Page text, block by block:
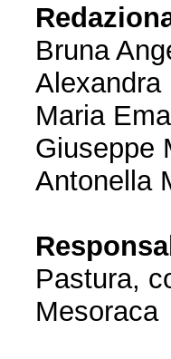
Bruna
Alexandra
Maria
Giuseppe
Antonella
Pastura,
Mesoraca